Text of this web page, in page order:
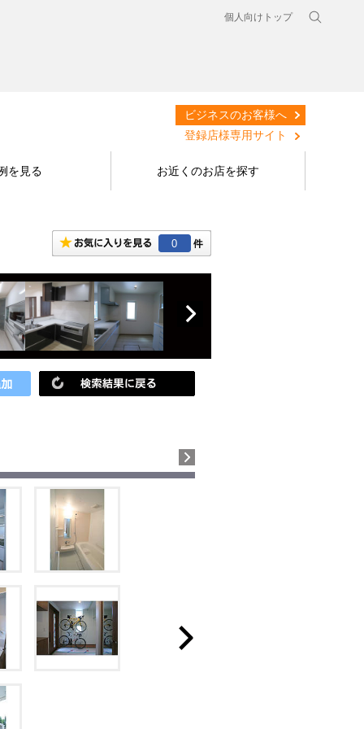
個人向けトップ
ビジネスのお客様へ
登録店様専用サイト
を見る お近くのお店を探す
0